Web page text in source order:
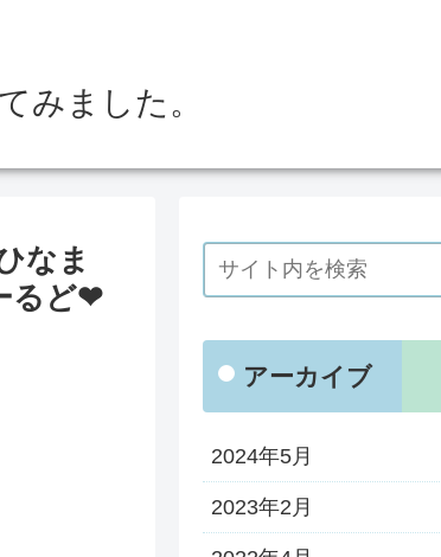
みました。
なま
るど❤
アーカイブ
2024年5月
2023年2月